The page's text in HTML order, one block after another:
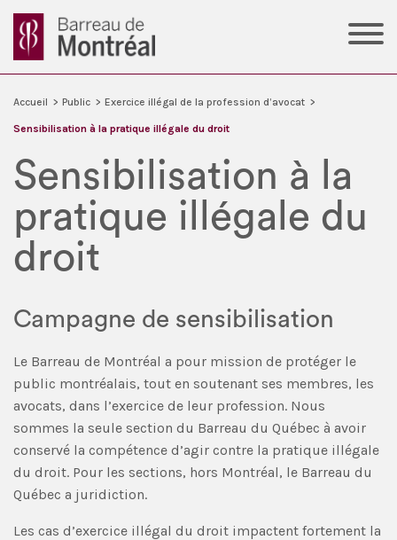
Accueil > Public > Exercice illégal de la profession d’avocat >
Sensibilisation à la pratique illégale du droit
Sensibilisation à la
pratique illégale du
droit
Campagne de sensibilisation
Le Barreau de Montréal a pour mission de protéger le
public montréalais, tout en soutenant ses membres, les
avocats, dans l’exercice de leur profession. Nous
sommes la seule section du Barreau du Québec à avoir
conservé la compétence d’agir contre la pratique illégale
du droit. Pour les sections, hors Montréal, le Barreau du
Québec a juridiction.
Les cas d’exercice illégal du droit impactent fortement la